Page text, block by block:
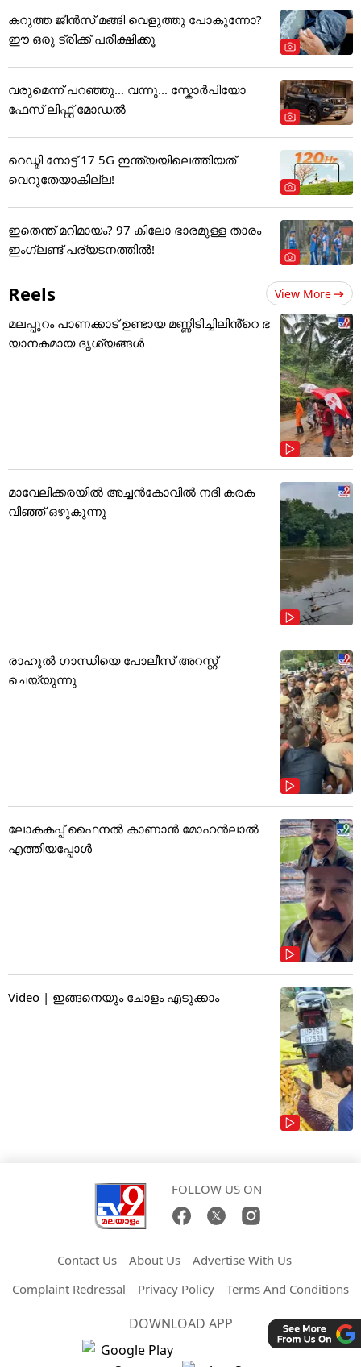
കറുത്ത ജീൻസ് മങ്ങി വെളുത്തു പോകുന്നോ?
ഈ ഒരു ട്രിക്ക് പരീക്ഷിക്കൂ
വരുമെന്ന് പറഞ്ഞു... വന്നു... സ്കോർപിയോ
ഫേസ് ലിഫ്റ്റ് മോഡൽ
റെഡ്മി നോട്ട് 17 5G ഇന്ത്യയിലെത്തിയത്
വെറുതേയാകില്ല!
ഇതെന്ത് മറിമായം? 97 കിലോ ഭാരമുള്ള താരം
ഇംഗ്ലണ്ട് പര്യടനത്തില്‍!
Reels View More
മലപ്പുറം പാണക്കാട് ഉണ്ടായ മണ്ണിടിച്ചിലിൻ്റെ ഭ
യാനകമായ ദൃശ്യങ്ങൾ
മാവേലിക്കരയിൽ അച്ചൻകോവിൽ നദി കരക
വിഞ്ഞ് ഒഴുകുന്നു
രാഹുൽ ഗാന്ധിയെ പോലീസ് അറസ്റ്റ്
ചെയ്യുന്നു
ലോകകപ്പ് ഫൈനൽ കാണാൻ മോഹൻലാൽ
എത്തിയപ്പോൾ
Video | ഇങ്ങനെയും ചോളം എടുക്കാം
FOLLOW US ON
Contact Us About Us
Advertise With Us
Complaint Redressal
Privacy Policy Terms And Conditions
DOWNLOAD APP